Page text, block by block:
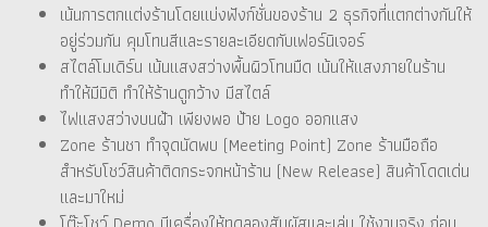
เน้นการตกแต่งร้านโดยแบ่งฟังก์ชั่นของร้าน 2 ธุรกิจที่แตกต่างกันให้
อยู่ร่วมกัน คุมโทนสีและรายละเอียดกับเฟอร์นิเจอร์
สไตล์โมเดิร์น เน้นแสงสว่างพื้นผิวโทนมืด เน้นให้แสงภายในร้าน
ทำให้มีมิติ ทำให้ร้านดูกว้าง มีสไตล์
ไฟแสงสว่างบนฝ้า เพียงพอ ป้าย Logo ออกแสง
Zone ร้านชา ทำจุดนัดพบ (Meeting Point) Zone ร้านมือถือ
สำหรับโชว์สินค้าติดกระจกหน้าร้าน (New Release) สินค้าโดดเด่น
และมาใหม่